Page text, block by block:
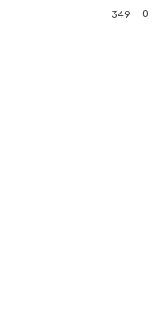
0
349